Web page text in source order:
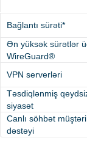
Bağlantı sürəti*
Ən yüksək sürətlər
WireGuard®
VPN serverləri
Təsdiqlənmiş
siyasət
Canlı söhbət müştəri
dəstəyi